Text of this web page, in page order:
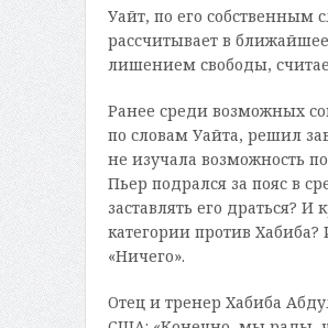
Уайт, по его собственным
рассчитывает в
лишением свободы,
Ранее среди возможных
по словам Уайта, решил
не изучала возможность
Пьер подрался за пояс в
заставлять его драться?
категории против Хабиба?
«Ничего».
Отец и тренер Хабиба